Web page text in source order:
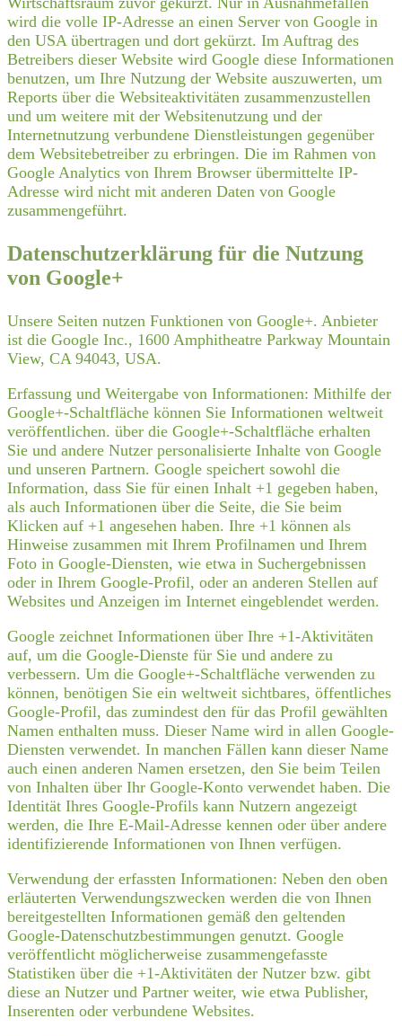
wird die volle IP-Adresse an einen Server von Google in
den USA übertragen und dort gekürzt. Im Auftrag des
Betreibers dieser Website wird Google diese Informationen
benutzen, um Ihre Nutzung der Website auszuwerten, um
Reports über die Websiteaktivitäten zusammenzustellen
und um weitere mit der Websitenutzung und der
Internetnutzung verbundene Dienstleistungen gegenüber
dem Websitebetreiber zu erbringen. Die im Rahmen von
Google Analytics von Ihrem Browser übermittelte IP-
Adresse wird nicht mit anderen Daten von Google
zusammengeführt.
Datenschutzerklärung für die Nutzung
von Google+
Unsere Seiten nutzen Funktionen von Google+. Anbieter
ist die Google Inc., 1600 Amphitheatre Parkway Mountain
View, CA 94043, USA.
Erfassung und Weitergabe von Informationen: Mithilfe der
Google+-Schaltfläche können Sie Informationen weltweit
veröffentlichen. über die Google+-Schaltfläche erhalten
Sie und andere Nutzer personalisierte Inhalte von Google
und unseren Partnern. Google speichert sowohl die
Information, dass Sie für einen Inhalt +1 gegeben haben,
als auch Informationen über die Seite, die Sie beim
Klicken auf +1 angesehen haben. Ihre +1 können als
Hinweise zusammen mit Ihrem Profilnamen und Ihrem
Foto in Google-Diensten, wie etwa in Suchergebnissen
oder in Ihrem Google-Profil, oder an anderen Stellen auf
Websites und Anzeigen im Internet eingeblendet werden.
Google zeichnet Informationen über Ihre +1-Aktivitäten
auf, um die Google-Dienste für Sie und andere zu
verbessern. Um die Google+-Schaltfläche verwenden zu
können, benötigen Sie ein weltweit sichtbares, öffentliches
Google-Profil, das zumindest den für das Profil gewählten
Namen enthalten muss. Dieser Name wird in allen Google-
Diensten verwendet. In manchen Fällen kann dieser Name
auch einen anderen Namen ersetzen, den Sie beim Teilen
von Inhalten über Ihr Google-Konto verwendet haben. Die
Identität Ihres Google-Profils kann Nutzern angezeigt
werden, die Ihre E-Mail-Adresse kennen oder über andere
identifizierende Informationen von Ihnen verfügen.
Verwendung der erfassten Informationen: Neben den oben
erläuterten Verwendungszwecken werden die von Ihnen
bereitgestellten Informationen gemäß den geltenden
Google-Datenschutzbestimmungen genutzt. Google
veröffentlicht möglicherweise zusammengefasste
Statistiken über die +1-Aktivitäten der Nutzer bzw. gibt
diese an Nutzer und Partner weiter, wie etwa Publisher,
Inserenten oder verbundene Websites.